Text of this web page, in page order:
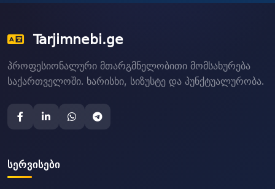
Tarjimnebi.ge
პროფესიონალური მთარგმნელობითი მომსახურება
საქართველოში. ხარისხი, სიზუსტე და პუნქტუალურობა.
ᲡᲔᲠᲕᲘᲡᲔᲑᲘ